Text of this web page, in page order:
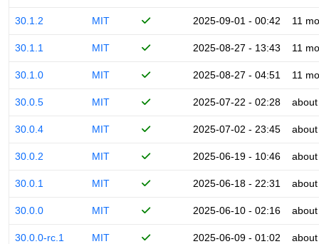
30.1.2 MIT 2025-09-01 - 00:42 11
30.1.1 MIT 2025-08-27 - 13:43 11
30.1.0 MIT 2025-08-27 - 04:51 11
30.0.5 MIT 2025-07-22 - 02:28
30.0.4 MIT 2025-07-02 - 23:45
30.0.2 MIT 2025-06-19 - 10:46
30.0.1 MIT 2025-06-18 - 22:31
30.0.0 MIT 2025-06-10 - 02:16
30.0.0-rc.1 MIT 2025-06-09 - 01:02